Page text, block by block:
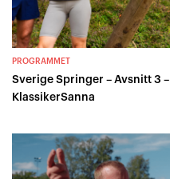
PROGRAMMET
Sverige Springer – Avsnitt 3 –
KlassikerSanna